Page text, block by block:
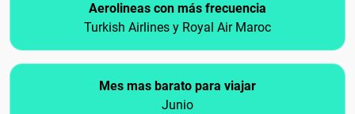
Aerolineas con más frecuencia
Turkish Airlines y Royal Air Maroc
Mes mas barato para viajar
Junio